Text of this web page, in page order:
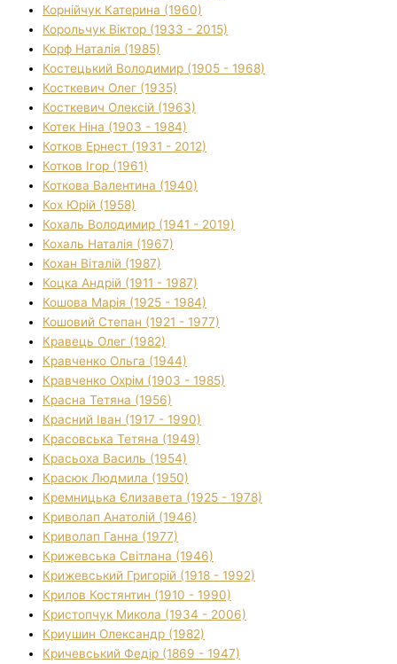
Корнійчук Катерина (1960)
Корольчук Віктор (1933 - 2015)
Корф Наталія (1985)
Костецький Володимир (1905 - 1968)
Косткевич Олег (1935)
Косткевич Олексій (1963)
Котек Ніна (1903 - 1984)
Котков Ернест (1931 - 2012)
Котков Ігор (1961)
Коткова Валентина (1940)
Кох Юрій (1958)
Кохаль Володимир (1941 - 2019)
Кохаль Наталія (1967)
Кохан Віталій (1987)
Коцка Андрій (1911 - 1987)
Кошова Марія (1925 - 1984)
Кошовий Степан (1921 - 1977)
Кравець Олег (1982)
Кравченко Ольга (1944)
Кравченко Охрім (1903 - 1985)
Красна Тетяна (1956)
Красний Іван (1917 - 1990)
Красовська Тетяна (1949)
Красьоха Василь (1954)
Красюк Людмила (1950)
Кремницька Єлизавета (1925 - 1978)
Криволап Анатолій (1946)
Криволап Ганна (1977)
Крижевська Світлана (1946)
Крижевський Григорій (1918 - 1992)
Крилов Костянтин (1910 - 1990)
Кристопчук Микола (1934 - 2006)
Криушин Олександр (1982)
Кричевський Федір (1869 - 1947)